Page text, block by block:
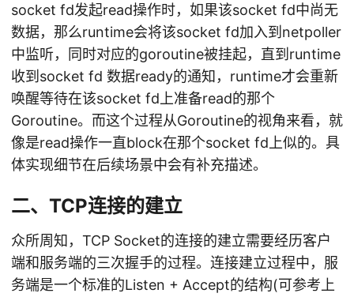
socket fd发起read操作时，如果该socket fd中尚无
数据，那么runtime会将该socket fd加入到netpoller
中监听，同时对应的goroutine被挂起，直到runtime
收到socket fd 数据ready的通知，runtime才会重新
唤醒等待在该socket fd上准备read的那个
Goroutine。而这个过程从Goroutine的视角来看，就
像是read操作一直block在那个socket fd上似的。具
体实现细节在后续场景中会有补充描述。
二、TCP连接的建立
众所周知，TCP Socket的连接的建立需要经历客户
端和服务端的三次握手的过程。连接建立过程中，服
务端是一个标准的Listen + Accept的结构(可参考上